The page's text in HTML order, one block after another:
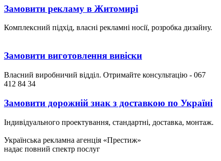
Замовити рекламу в Житомирі
Комплексний підхід, власні рекламні носії, розробка дизайну.
Замовити виготовлення вивіски
Власний виробничий відділ. Отримайте консультацію - 067
412 84 34
Замовити дорожній знак з доставкою по Україні
Індивідуального проектування, стандартні, доставка, монтаж.
Українська рекламна агенція «Престиж»
надає повний спектр послуг